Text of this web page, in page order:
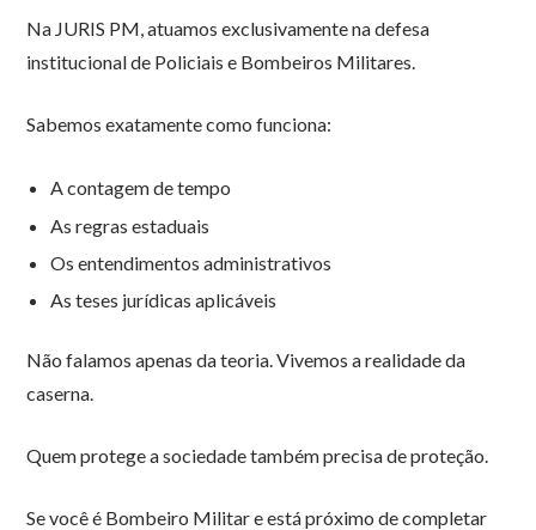
Na JURIS PM, atuamos exclusivamente na defesa
institucional de Policiais e Bombeiros Militares.
Sabemos exatamente como funciona:
A contagem de tempo
As regras estaduais
Os entendimentos administrativos
As teses jurídicas aplicáveis
Não falamos apenas da teoria. Vivemos a realidade da
caserna.
Quem protege a sociedade também precisa de proteção.
Se você é Bombeiro Militar e está próximo de completar